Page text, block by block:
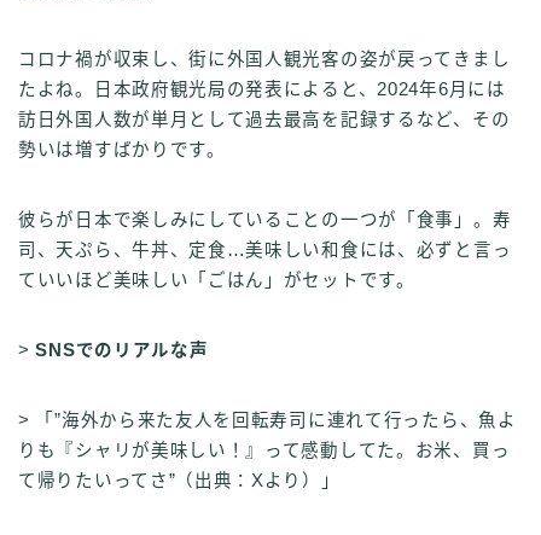
コロナ禍が収束し、街に外国人観光客の姿が戻ってきまし
たよね。日本政府観光局の発表によると、2024年6月には
訪日外国人数が単月として過去最高を記録するなど、その
勢いは増すばかりです。
彼らが日本で楽しみにしていることの一つが「食事」。寿
司、天ぷら、牛丼、定食…美味しい和食には、必ずと言っ
ていいほど美味しい「ごはん」がセットです。
>SNSでのリアルな声
> 「”海外から来た友人を回転寿司に連れて行ったら、魚よ
りも『シャリが美味しい！』って感動してた。お米、買っ
て帰りたいってさ”（出典：Xより）」